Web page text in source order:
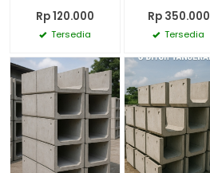
Rp 120.000
Tersedia
Rp 350.000
Tersedia